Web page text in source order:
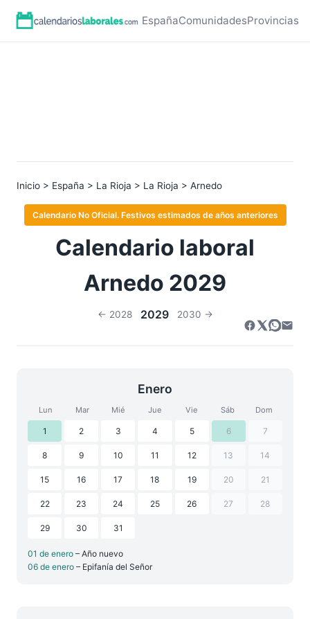
EspañaComunidadesProvincias
Inicio > España > La Rioja > La Rioja > Arnedo
Calendario No Oficial. Festivos estimados de años anteriores
Calendario laboral
Arnedo 2029
← 2028 2029 2030 →
Enero
Lun Mar Mié Jue Vie Sáb Dom
1 2 3 4 5 6 7
8 9 10 11 12 13 14
15 16 17 18 19 20 21
22 23 24 25 26 27 28
29 30 31
01 de enero – Año nuevo
06 de enero – Epifanía del Señor